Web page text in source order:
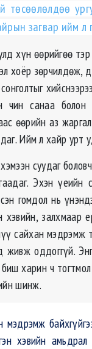
төсөөлөлдөө
загвар ийм л
хүн өөрийгөө
хоёр зөрчилдөж,
санаа болон
өөрийн аз
Ийм л хайр урт
суудаг
Эхэн
гомдол нь
залхмаар
сайхан мэдрэмж
оддоггүй.
харин ч
шинж.
мэдрэмж
хэвийн